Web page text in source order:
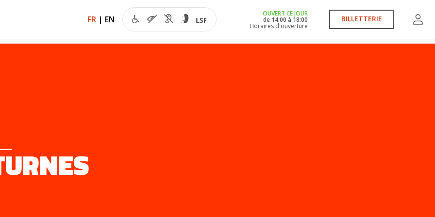
FR | EN
OUVERT CE JOUR
de 14:00 à 18:00
Horaires d'ouverture
BILLETTERIE